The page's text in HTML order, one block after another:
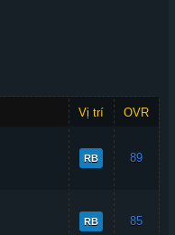
Vị trí OVR
RB 89
RB 85